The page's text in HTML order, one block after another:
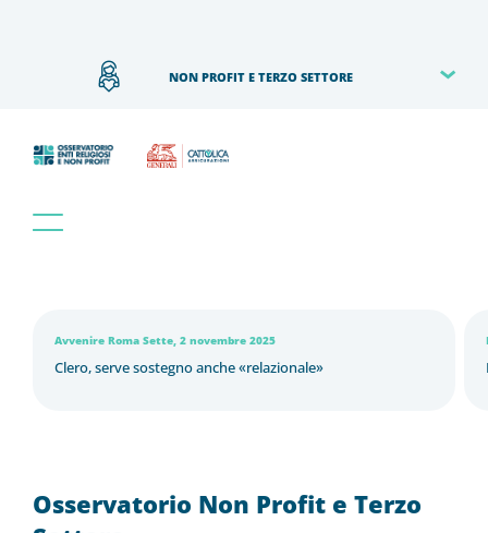
NON PROFIT E TERZO SETTORE
Clero, serve sostegno anche «relazionale»
Avvenire Roma Sette, 2 novembre 2025
Osservatorio Non Profit e Terzo